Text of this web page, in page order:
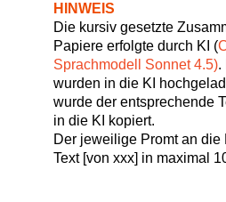
HINWEIS
Die kursiv gesetzte
Papiere erfolgte durch KI (
Sprachmodell Sonnet 4.5).
wurden in die KI
wurde der entsprechende
in die KI kopiert.
Der jeweilige Promt an die
Text [von xxx] in maximal